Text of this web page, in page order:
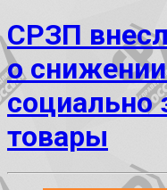
СРЗП
о
социально
товары